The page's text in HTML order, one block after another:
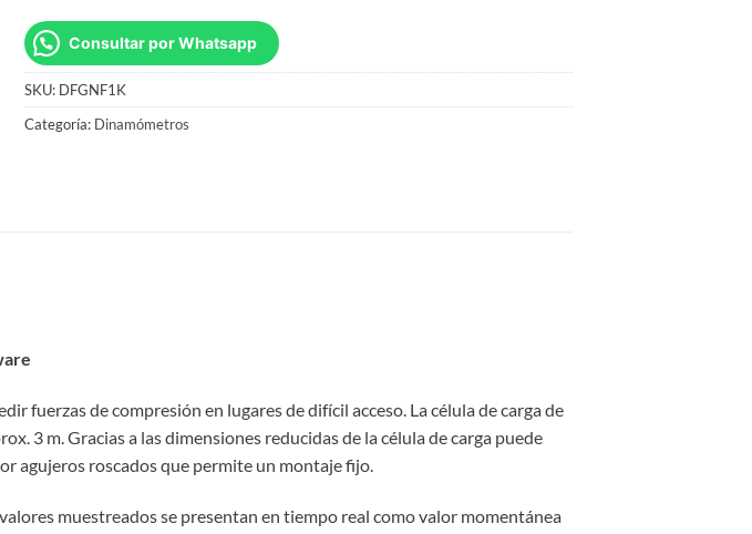
Consultar por Whatsapp
SKU: DFGNF1K
Categoría: Dinamómetros
fuerzas de compresión en lugares de difícil acceso. La célula de carga de
3 m. Gracias a las dimensiones reducidas de la célula de carga puede
agujeros roscados que permite un montaje fijo.
muestreados se presentan en tiempo real como valor momentánea